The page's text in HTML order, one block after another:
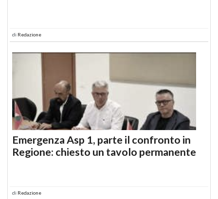
di Redazione
Emergenza Asp 1, parte il confronto in
Regione: chiesto un tavolo permanente
di Redazione